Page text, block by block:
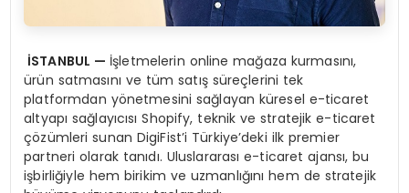
İSTANBUL — İşletmelerin online mağaza kurmasını,
ürün satmasını ve tüm satış süreçlerini tek
platformdan yönetmesini sağlayan küresel e-ticaret
altyapı sağlayıcısı Shopify, teknik ve stratejik e-ticaret
çözümleri sunan DigiFist’i Türkiye’deki ilk premier
partneri olarak tanıdı. Uluslararası e-ticaret ajansı, bu
işbirliğiyle hem birikim ve uzmanlığını hem de stratejik